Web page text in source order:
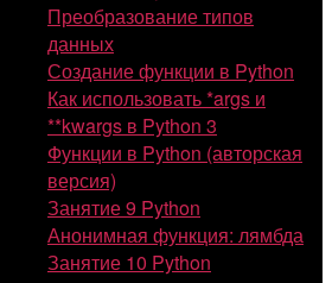
Преобразование типов
данных
Создание функции в Python
Как использовать *args и
**kwargs в Python 3
Функции в Python (авторская
версия)
Занятие 9 Python
Анонимная функция: лямбда
Занятие 10 Python